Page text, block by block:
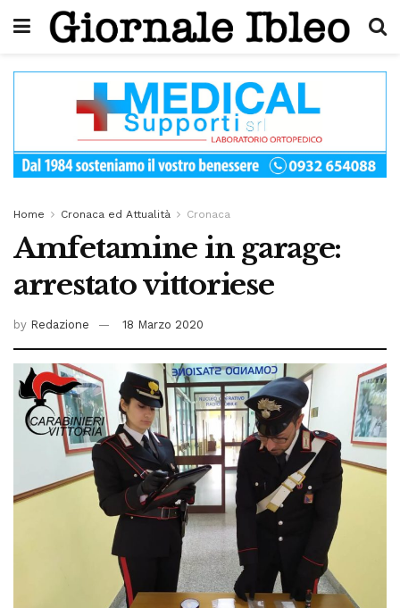
Home Cronaca ed Attualità Cronaca
Amfetamine in garage:
arrestato vittoriese
by Redazione 18 Marzo 2020